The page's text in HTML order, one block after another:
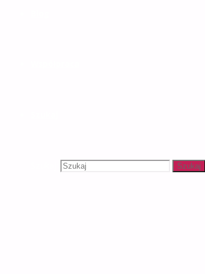
Szukaj